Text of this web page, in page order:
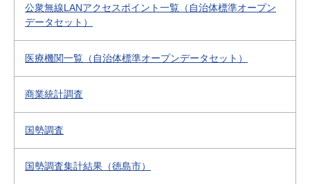
公衆無線LANアクセスポイント一覧（自治体標準オープン
データセット）
医療機関一覧（自治体標準オープンデータセット）
商業統計調査
国勢調査
国勢調査集計結果（徳島市）